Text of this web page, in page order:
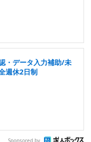
・データ入力補助/未
週休2日制
Sponsored by